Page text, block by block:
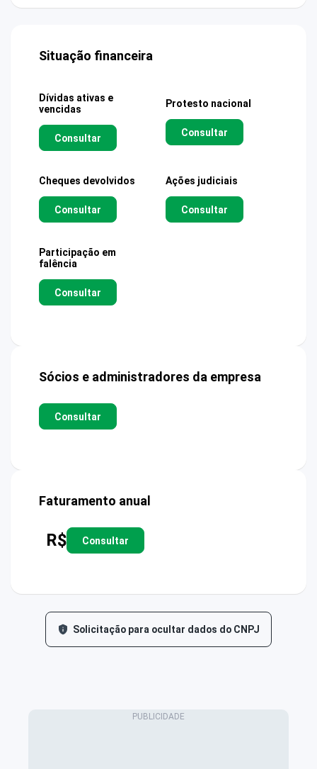
Situação financeira
Dívidas ativas e
vencidas
Consultar
Protesto nacional
Consultar
Cheques devolvidos
Consultar
Ações judiciais
Consultar
Participação em
falência
Consultar
Sócios e administradores da empresa
Consultar
Faturamento anual
R$ Consultar
Solicitação para ocultar dados do CNPJ